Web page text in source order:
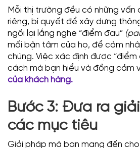
Mỗi thị trường đều có những vấn
riêng, bí quyết để xây dựng
ngồi lại lắng nghe “điểm đau”
mối bận tâm của họ, để cảm
chúng. Việc xác định được “điểm
cách mà bạn hiểu và đồng cảm
của khách hàng.
Bước 3: Đưa ra
các mục tiêu
Giải pháp mà bạn mang đến